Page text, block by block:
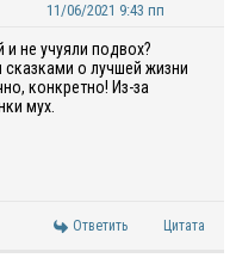
11/06/2021 9:43 пп
и не учуяли подвох?
сказками о лучшей жизни
конкретно! Из-за
мух.
Ответить Цитата